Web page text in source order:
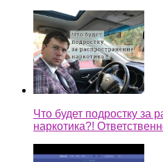
Что будет подростку за
наркотика?!